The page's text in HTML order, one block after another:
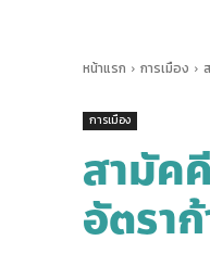
หน้าแรก การเมือง
การเมือง
สามัค
อัตรา